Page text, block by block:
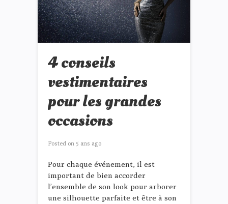
4 conseils
vestimentaires
pour les grandes
occasions
Posted on 5 ans ago
Pour chaque événement, il est
important de bien accorder
l’ensemble de son look pour arborer
une silhouette parfaite et être à son